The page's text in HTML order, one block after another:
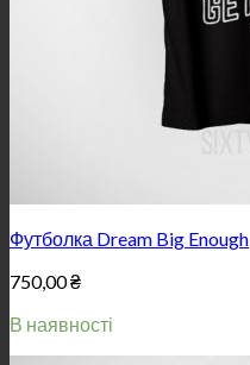
Футболка Dream Big Enough
750,00₴
В наявності